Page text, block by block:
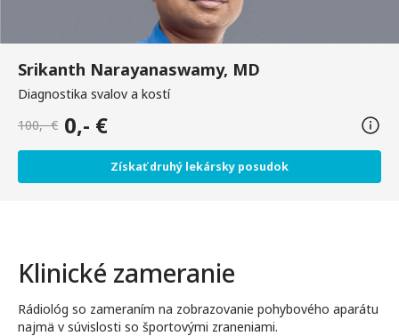
Srikanth Narayanaswamy, MD
Diagnostika svalov a kostí
100,- € 0,- €
Získať druhý lekársky posudok
Klinické zameranie
Rádiológ so zameraním na zobrazovanie pohybového aparátu
najmä v súvislosti so športovými zraneniami.